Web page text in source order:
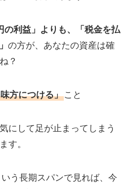
の利益」よりも、「税金を払
の方が、あなたの資産は確
？
方につける」こと
にして足が止まってしまう
す。
う長期スパンで見れば、今